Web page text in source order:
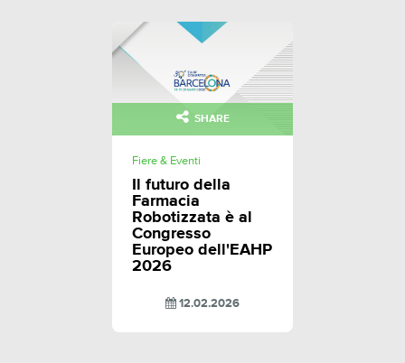
SHARE
Fiere & Eventi
Il futuro della
Farmacia
Robotizzata è al
Congresso
Europeo dell'EAHP
2026
12.02.2026